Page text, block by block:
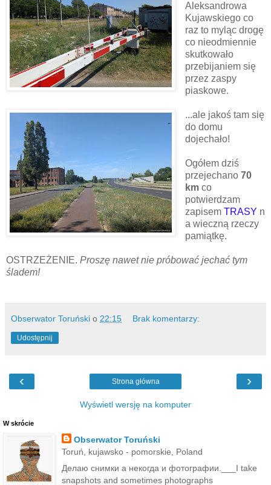
Aleksandrowa
Kujawskiego co
raz to myląc drogę
co nieodmiennie
skutkowało
przebijaniem się
przez zaspy
piaskowe.
...ale jakoś tam się
do domu
dojechało!
Ogółem dziś
przejechano 70
kmco
potwierdzam
zapisem TRASY n
a wieczną rzeczy
pamiątkę.
OSTRZEŻENIE. Proszę nawet nie próbować jechać tym
śladem!
Obserwator Toruński o 22:15 Brak komentarzy:
Udostępnij
‹ ›
Strona główna
Wyświetl wersję na komputer
W skrócie
Obserwator Toruński
Toruń, kujawsko - pomorskie, Poland
Делаю снимки а некогда и фотографии.___I take
snapshots and sometimes photographs